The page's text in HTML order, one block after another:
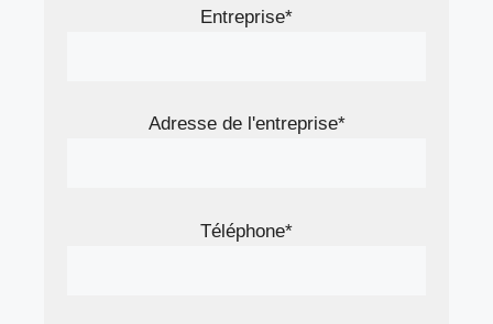
Entreprise*
Adresse de l'entreprise*
Téléphone*